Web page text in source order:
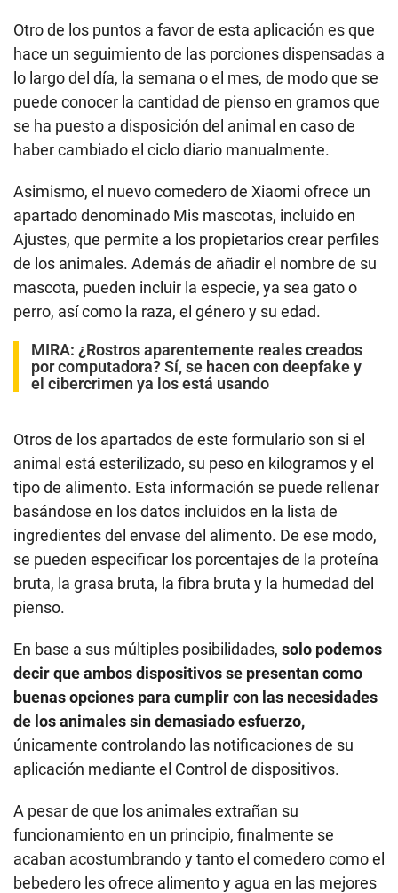
Otro de los puntos a favor de esta aplicación es que
hace un seguimiento de las porciones dispensadas a
lo largo del día, la semana o el mes, de modo que se
puede conocer la cantidad de pienso en gramos que
se ha puesto a disposición del animal en caso de
haber cambiado el ciclo diario manualmente.
Asimismo, el nuevo comedero de Xiaomi ofrece un
apartado denominado Mis mascotas, incluido en
Ajustes, que permite a los propietarios crear perfiles
de los animales. Además de añadir el nombre de su
mascota, pueden incluir la especie, ya sea gato o
perro, así como la raza, el género y su edad.
MIRA: ¿Rostros aparentemente reales creados
por computadora? Sí, se hacen con deepfake y
el cibercrimen ya los está usando
Otros de los apartados de este formulario son si el
animal está esterilizado, su peso en kilogramos y el
tipo de alimento. Esta información se puede rellenar
basándose en los datos incluidos en la lista de
ingredientes del envase del alimento. De ese modo,
se pueden especificar los porcentajes de la proteína
bruta, la grasa bruta, la fibra bruta y la humedad del
pienso.
En base a sus múltiples posibilidades, solo podemos
decir que ambos dispositivos se presentan como
buenas opciones para cumplir con las necesidades
de los animales sin demasiado esfuerzo,
únicamente controlando las notificaciones de su
aplicación mediante el Control de dispositivos.
A pesar de que los animales extrañan su
funcionamiento en un principio, finalmente se
acaban acostumbrando y tanto el comedero como el
bebedero les ofrece alimento y agua en las mejores